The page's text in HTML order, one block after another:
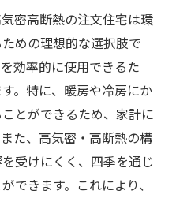
密高断熱の注文住宅は環
めの理想的な選択肢で
効率的に使用できるた
。特に、暖房や冷房にか
とができるため、家計に
た、高気密・高断熱の構
受けにくく、四季を通じ
できます。これにより、